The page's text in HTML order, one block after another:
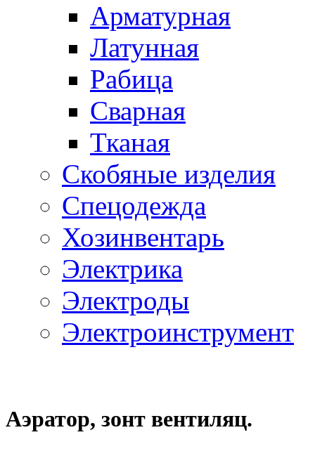
Арматурная
Латунная
Рабица
Сварная
Тканая
Скобяные изделия
Спецодежда
Хозинвентарь
Электрика
Электроды
Электроинструмент
Аэратор, зонт вентиляц.